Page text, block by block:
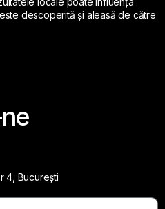
descoperită și aleasă de către
4, București